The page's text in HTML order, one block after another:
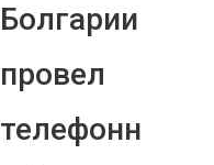
Болгарии
провел
телефонн